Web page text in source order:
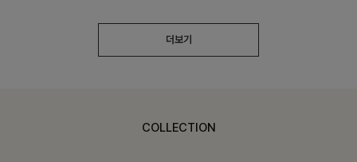
더보기
COLLECTION